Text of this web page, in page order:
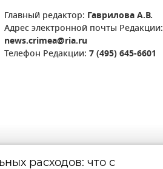
Главный редактор: Гаврилова А.В.
Адрес электронной почты Редакции:
news.crimea@ria.ru
Телефон Редакции: 7 (495) 645-6601
расходов: что с